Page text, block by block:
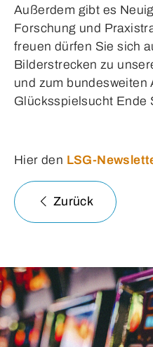
Außerdem gibt es
Forschung und
freuen dürfen Sie sich
Bilderstrecken zu
und zum bundesweiten
Glücksspielsucht Ende
Hier den LSG-
Zurück